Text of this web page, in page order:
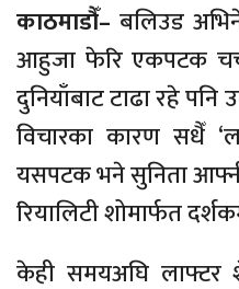
काठमाडौँ– बलिउड
आहुजा फेरि एकपटक
दुनियाँबाट टाढा रहे
विचारका कारण सधैँ
यसपटक भने सुनिता
रियालिटी शोमार्फत
केही समयअघि लाफ्टर